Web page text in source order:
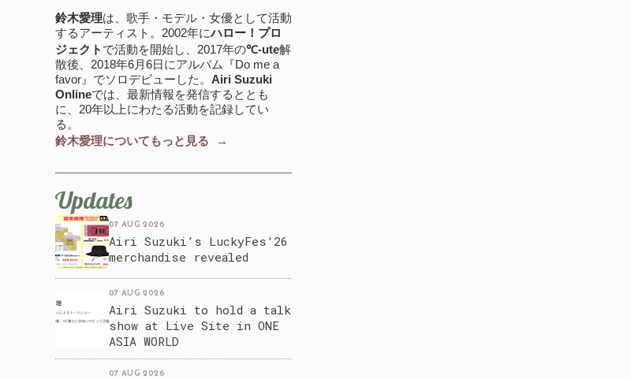
鈴木愛理は、歌手・モデル・女優として活動
するアーティスト。2002年にハロー！プロ
ジェクト で活動を開始し、2017年の℃-ute解
散後、2018年6月6日にアルバム『Do me a
favor』でソロデビューした。 Airi Suzuki
Onlineでは、最新情報を発信するととも
に、20年以上にわたる活動を記録してい
る。
鈴木愛理についてもっと見る →
Updates
07 AUG 2026
Airi Suzuki’s LuckyFes’26
merchandise revealed
07 AUG 2026
Airi Suzuki to hold a talk
show at Live Site in ONE
ASIA WORLD
07 AUG 2026